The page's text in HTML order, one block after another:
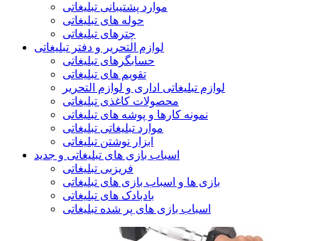
موارد پشتیبانی تبلیغاتی
حوله های تبلیغاتی
چترهای تبلیغاتی
لوازم التحریر و دفتر تبلیغاتی
حسابگرهای تبلیغاتی
تقویم های تبلیغاتی
لوازم تبلیغاتی اداری و لوازم التحریر
محصولات کاغذی تبلیغاتی
نمونه کارها و پوشه های تبلیغاتی
موارد تبلیغاتی تبلیغاتی
ابزار نوشتن تبلیغاتی
اسباب بازی های تبلیغاتی و جدید
فریزبی تبلیغاتی
بازی ها و اسباب بازی های تبلیغاتی
بادبادک های تبلیغاتی
اسباب بازی های پر شده تبلیغاتی